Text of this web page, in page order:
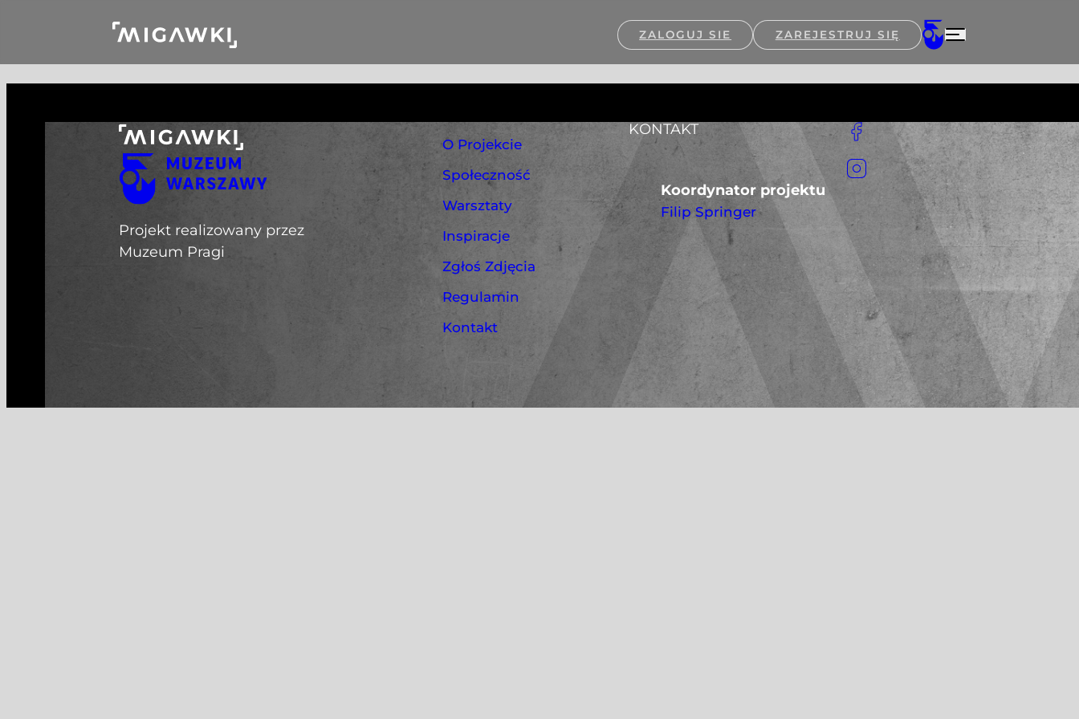
ZALOGUJ SIE ZAREJESTRUJ SIĘ
Projekt realizowany przez
Muzeum Pragi
O Projekcie
Społeczność
Warsztaty
Inspiracje
Zgłoś Zdjęcia
Regulamin
Kontakt
KONTAKT
Koordynator projektu
Filip Springer